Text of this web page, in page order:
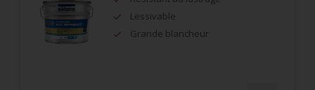
Lessivable
Grande blancheur